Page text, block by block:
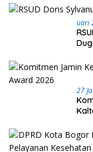
Uari
27